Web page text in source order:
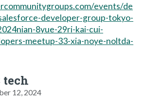
events/de
developer-group-tokyo-
8yue-29ri-kai-cui-
meetup-33-xia-noye-noltda-
tech
12, 2024